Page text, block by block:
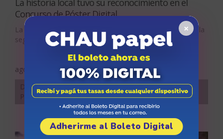
La historia local tuvo su reconocimiento en el
Concurso de Póster Digital
La Municipalidad de Godoy Cruz realizó la premiación de la
segunda edición [...]
agosto 7, 2026
Desarrollo Humano, Educativas, noticia-destacada,
Participación Ciudadana, Relaciones Institucionales
×
Adherirme al Boleto Digital